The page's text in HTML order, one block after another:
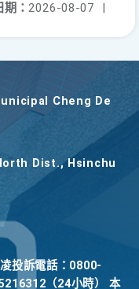
： 2026-08-07
Cheng De
Dist., Hsinchu
投訴電話：0800-
（24小時） 本